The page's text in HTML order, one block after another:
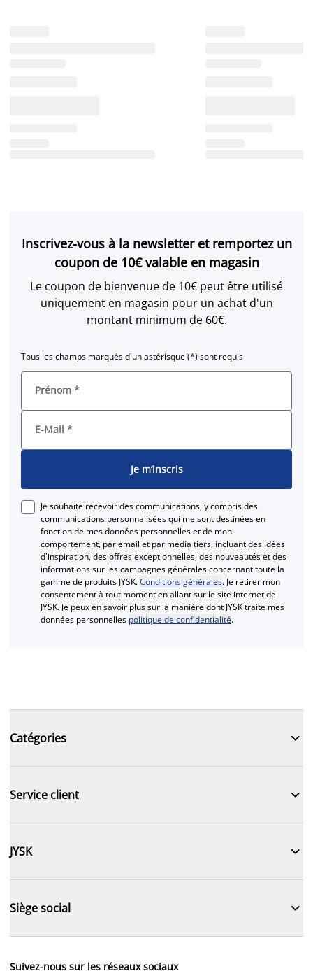
Inscrivez-vous à la newsletter et remportez un
coupon de 10€ valable en magasin
Le coupon de bienvenue de 10€ peut être utilisé
uniquement en magasin pour un achat d'un
montant minimum de 60€.
Tous les champs marqués d'un astérisque (*) sont requis
Prénom *
E-Mail *
Je m’inscris
Je souhaite recevoir des communications, y compris des
communications personnalisées qui me sont destinées en
fonction de mes données personnelles et de mon
comportement, par email et par media tiers, incluant des idées
d'inspiration, des offres exceptionnelles, des nouveautés et des
informations sur les campagnes générales concernant toute la
gamme de produits JYSK.Conditions générales. Je retirer mon
consentement à tout moment en allant sur le site internet de
JYSK. Je peux en savoir plus sur la manière dont JYSK traite mes
données personnelles politique de confidentialité.
Catégories 
Service client 
JYSK 
Siège social 
Suivez-nous sur les réseaux sociaux